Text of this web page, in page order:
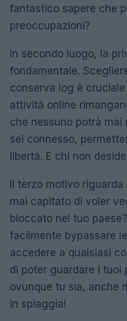
fantastico sapere che
preoccupazioni?
In secondo luogo, la
fondamentale.
conserva log è
attività online
che nessuno potrà
sei connesso,
libertà. E chi non
Il terzo motivo
mai capitato di voler
bloccato nel tuo
facilmente bypassare
accedere a qualsiasi
di poter guardare i tuoi
ovunque tu sia, anche
in spiaggia!